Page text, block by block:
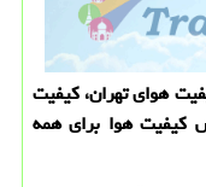
هوای تهران، كیفیت
ایستگاه سنجش كیفیت هوا برای همه